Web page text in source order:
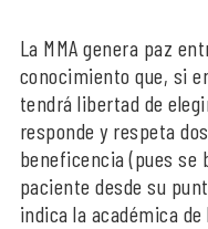
La MMA genera paz
conocimiento que, si
tendrá libertad de
responde y respeta
beneficencia (pues se
paciente desde su
indica la académica de